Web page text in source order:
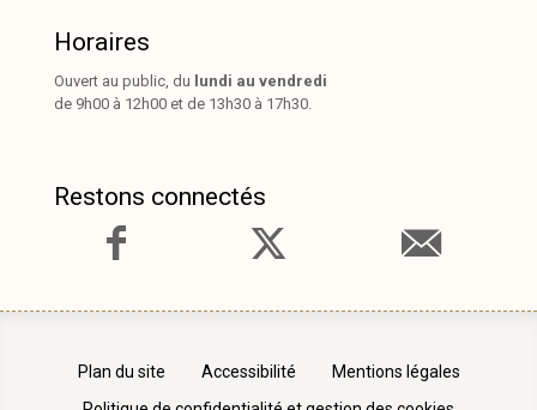
Horaires
Ouvert au public, du lundi au vendredi
de 9h00 à 12h00 et de 13h30 à 17h30.
Restons connectés
Plan du site Accessibilité
Mentions légales